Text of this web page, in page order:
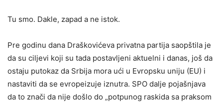
Tu smo. Dakle, zapad a ne istok.
Pre godinu dana Draškovićeva privatna partija saopštila je
da su ciljevi koji su tada postavljeni aktuelni i danas, još da
ostaju putokaz da Srbija mora ući u Evropsku uniju (EU) i
nastaviti da se evropeizuje iznutra. SPO dalje pojašnjava
da to znači da nije došlo do „potpunog raskida sa praksom